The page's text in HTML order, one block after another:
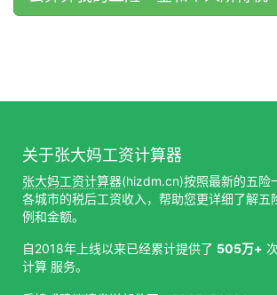
关于张大妈工资计算器
张大妈工资计算器(hizdm.cn)按照最新的五险
各城市的税后工资收入，帮助您更详细了解五
例和金额。
自2018年上线以来已经累计提供了 505万+
计算 服务。